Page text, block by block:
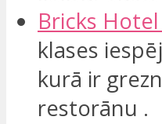
Bricks
klases
kurā ir
restorānu .